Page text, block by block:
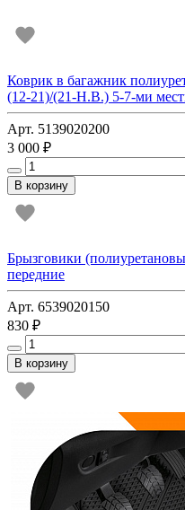
Коврик в багажник
(12-21)/(21-Н.В.) 5-7-ми
Арт. 5139020200
3 000 ₽
В корзину
Брызговики
передние
Арт. 6539020150
830 ₽
В корзину